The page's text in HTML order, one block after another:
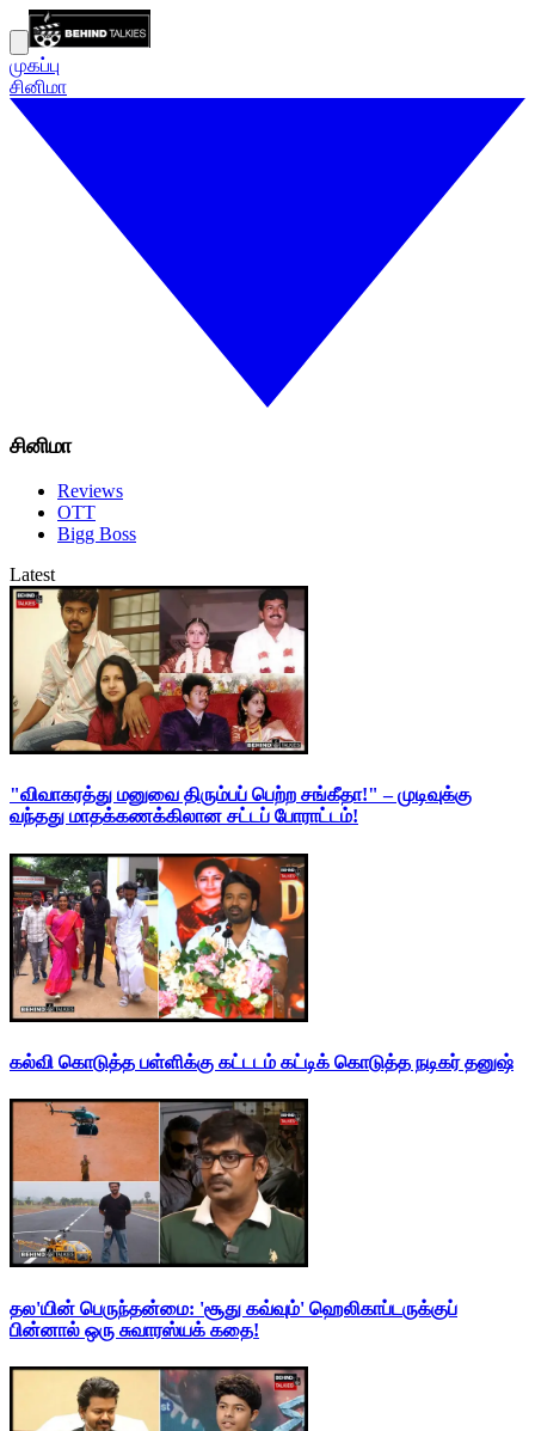
முகப்பு
சினிமா
சினிமா
Reviews
OTT
Bigg Boss
Latest
"விவாகரத்து மனுவை திரும்பப் பெற்ற சங்கீதா!" – முடிவுக்கு
வந்தது மாதக்கணக்கிலான சட்டப் போராட்டம்!
கல்வி கொடுத்த பள்ளிக்கு கட்டடம் கட்டிக் கொடுத்த நடிகர் தனுஷ்
தல'யின் பெருந்தன்மை: 'சூது கவ்வும்' ஹெலிகாப்டருக்குப்
பின்னால் ஒரு சுவாரஸ்யக் கதை!